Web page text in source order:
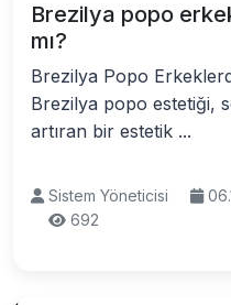
Brezilya popo
mı?
Brezilya Popo
Brezilya popo estetiği,
artıran bir estetik ...
Sistem Yöneticisi
692